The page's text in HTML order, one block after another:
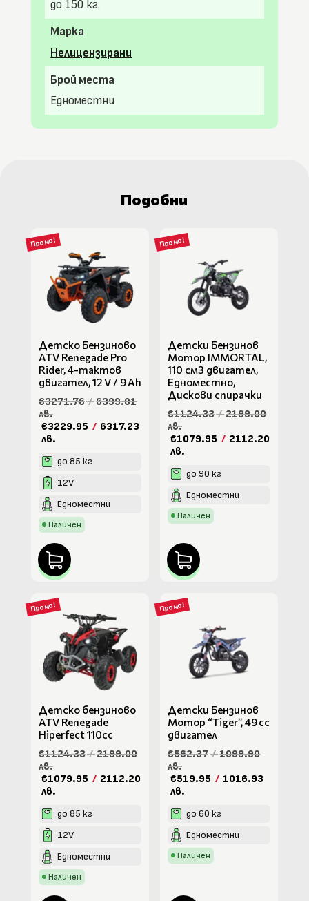
до 150 кг.
Марка
Нелицензирани
Брой места
Едноместни
Подобни
Промо!
Детско Бензиново
ATV Renegade Pro
Rider, 4-тактов
двигател, 12 V / 9 Ah
€3271.76/6399.01
лв.
€3229.95 / 6317.23
лв.
до 85 кг
12V
Едноместни
Наличен
Промо!
Детски Бензинов
Мотор IMMORTAL,
110 cм3 двигател,
Едноместно,
Дискови спирачки
€1124.33/2199.00
лв.
€1079.95 / 2112.20
лв.
до 90 кг
Едноместни
Наличен
Промо!
Детско бензиново
ATV Renegade
Hiperfect 110cc
€1124.33/2199.00
лв.
€1079.95 / 2112.20
лв.
до 85 кг
12V
Едноместни
Наличен
Промо!
Детски Бензинов
Мотор “Tiger”, 49 cc
двигател
€562.37/1099.90
лв.
€519.95 / 1016.93
лв.
до 60 кг
Едноместни
Наличен